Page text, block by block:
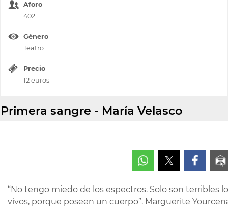
Aforo
402
Género
Teatro
Precio
12 euros
Primera sangre - María Velasco
“No tengo miedo de los espectros. Solo son terribles
vivos, porque poseen un cuerpo”. Marguerite